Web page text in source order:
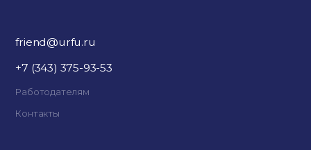
friend@urfu.ru
+7 (343) 375-93-53
Работодателям
Контакты